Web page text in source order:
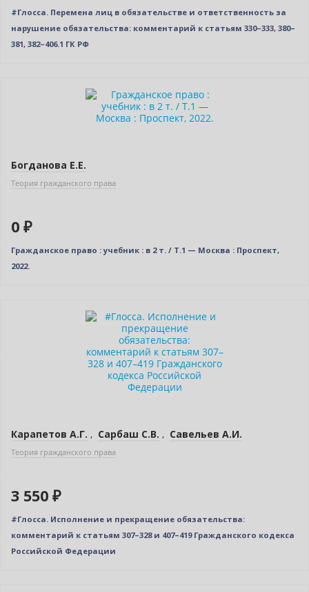
#Глосса. Перемена лиц в обязательстве и ответственность за
нарушение обязательства: комментарий к статьям 330–333, 380–
381, 382–406.1 ГК РФ
Богданова Е.Е.
Теория гражданского права
0 ₽
Гражданское право : учебник : в 2 т. / Т.1 — Москва : Проспект,
2022.
Карапетов А.Г. , Сарбаш С.В. , Савельев А.И.
Теория гражданского права
3 550 ₽
#Глосса. Исполнение и прекращение обязательства:
комментарий к статьям 307–328 и 407–419 Гражданского кодекса
Российской Федерации